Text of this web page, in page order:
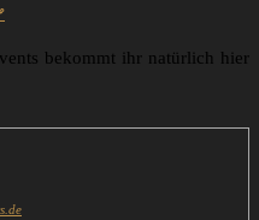
bekommt ihr natürlich hier